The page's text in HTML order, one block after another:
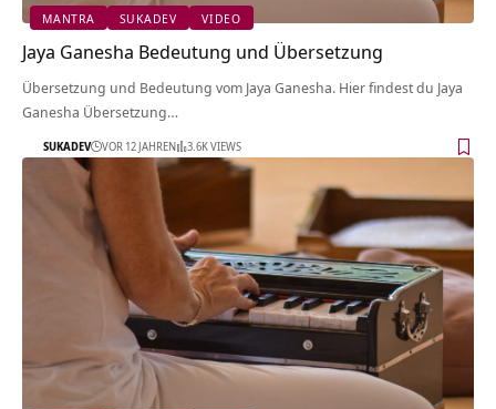
MANTRA SUKADEV VIDEO
Jaya Ganesha Bedeutung und Übersetzung
Übersetzung und Bedeutung vom Jaya Ganesha. Hier findest du Jaya
Ganesha Übersetzung…
SUKADEV VOR 12 JAHREN 3.6K VIEWS